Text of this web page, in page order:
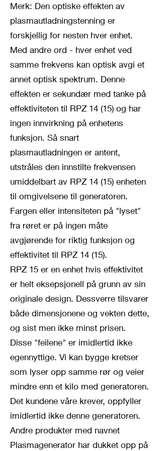
Merk: Den optiske effekten av
plasmautladningstenning er
forskjellig for nesten hver enhet.
Med andre ord - hver enhet ved
samme frekvens kan optisk avgi et
annet optisk spektrum. Denne
effekten er sekundær med tanke på
effektiviteten til RPZ 14 (15) og har
ingen innvirkning på enhetens
funksjon. Så snart
plasmautladningen er antent,
utstråles den innstilte frekvensen
umiddelbart av RPZ 14 (15) enheten
til omgivelsene til generatoren.
Fargen eller intensiteten på "lyset"
fra røret er på ingen måte
avgjørende for riktig funksjon og
effektivitet til RPZ 14 (15).
RPZ 15 er en enhet hvis effektivitet
er helt eksepsjonell på grunn av sin
originale design. Dessverre tilsvarer
både dimensjonene og vekten dette,
og sist men ikke minst prisen.
Disse "feilene" er imidlertid ikke
egennyttige. Vi kan bygge kretser
som lyser opp samme rør og veier
mindre enn et kilo med generatoren.
Det kundene våre krever, oppfyller
imidlertid ikke denne generatoren.
Andre produkter med navnet
Plasmagenerator har dukket opp på